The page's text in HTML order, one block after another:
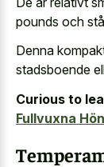
pounds och
Denna
stadsboende
Curious to
Fullvuxna